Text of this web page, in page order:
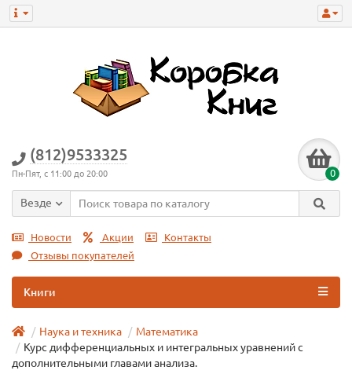
(812)9533325
Пн-Пят, с 11:00 до 20:00 0
Везде
Новости Акции
Контакты
Отзывы покупателей
Книги
Наука и техника
Математика
Курс дифференциальных и интегральных уравнений с
дополнительными главами анализа.